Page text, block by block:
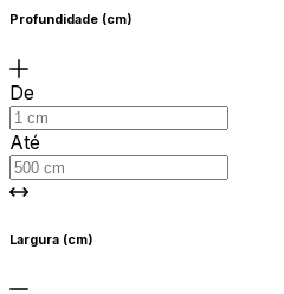
Profundidade (cm)
De
Até
Largura (cm)